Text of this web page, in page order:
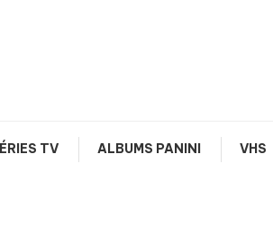
TV ALBUMS PANINI VHS